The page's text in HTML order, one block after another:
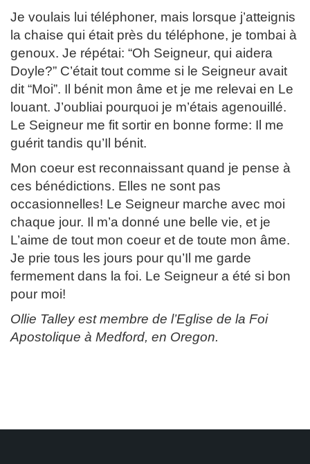
Je voulais lui téléphoner, mais lorsque j’atteignis
la chaise qui était près du téléphone, je tombai à
genoux. Je répétai: “Oh Seigneur, qui aidera
Doyle?” C’était tout comme si le Seigneur avait
dit “Moi”. Il bénit mon âme et je me relevai en Le
louant. J’oubliai pourquoi je m’étais agenouillé.
Le Seigneur me fit sortir en bonne forme: Il me
guérit tandis qu’Il bénit.
Mon coeur est reconnaissant quand je pense à
ces bénédictions. Elles ne sont pas
occasionnelles! Le Seigneur marche avec moi
chaque jour. Il m’a donné une belle vie, et je
L’aime de tout mon coeur et de toute mon âme.
Je prie tous les jours pour qu’Il me garde
fermement dans la foi. Le Seigneur a été si bon
pour moi!
Ollie Talley est membre de l’Eglise de la Foi
Apostolique à Medford, en Oregon.